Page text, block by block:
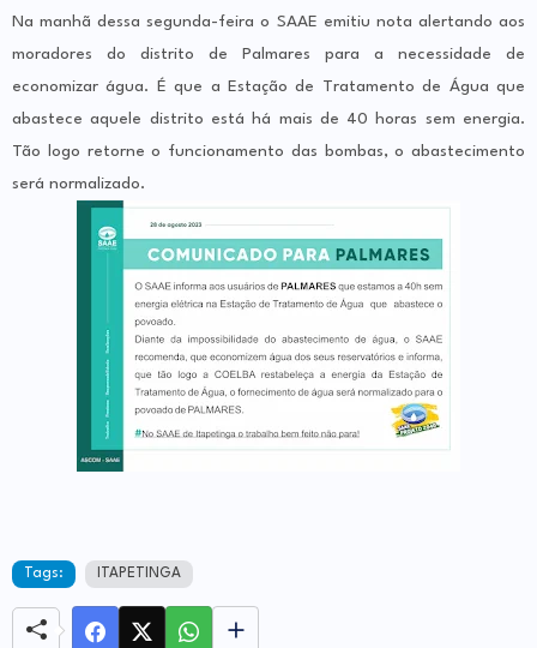
Na manhã dessa segunda-feira o SAAE emitiu nota alertando aos
moradores do distrito de Palmares para a necessidade de
economizar água. É que a Estação de Tratamento de Água que
abastece aquele distrito está há mais de 40 horas sem energia.
Tão logo retorne o funcionamento das bombas, o abastecimento
será normalizado.
Tags: ITAPETINGA